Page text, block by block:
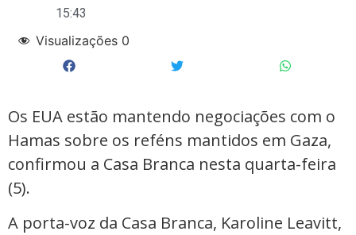
15:43
Visualizações 0
Os EUA estão mantendo negociações com o
Hamas sobre os reféns mantidos em Gaza,
confirmou a Casa Branca nesta quarta-feira
(5).
A porta-voz da Casa Branca, Karoline Leavitt,